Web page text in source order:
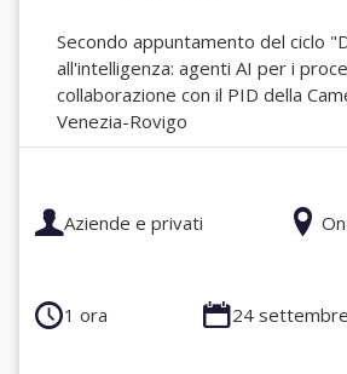
Secondo appuntamento del ciclo
all'intelligenza: agenti AI per i
collaborazione con il PID della
Venezia-Rovigo
Aziende e privati
1 ora 24